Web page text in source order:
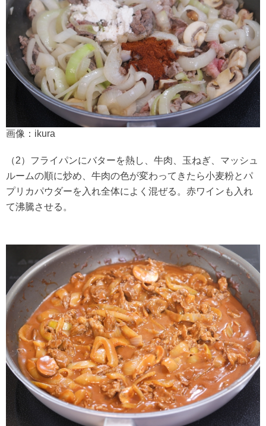
画像：ikura
（2）フライパンにバターを熱し、牛肉、玉ねぎ、マッシュ
ルームの順に炒め、牛肉の色が変わってきたら小麦粉とパ
プリカパウダーを入れ全体によく混ぜる。赤ワインも入れ
て沸騰させる。